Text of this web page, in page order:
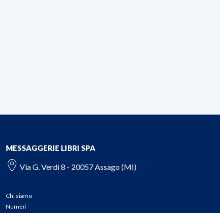
MESSAGGERIE LIBRI SPA
Via G. Verdi 8 - 20057 Assago (MI)
Chi siamo
Numeri